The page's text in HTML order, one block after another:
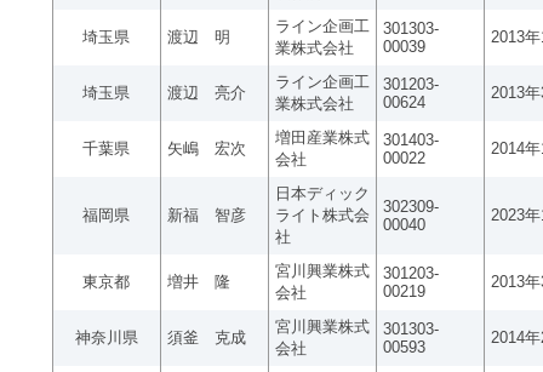
埼玉県 渡辺 明
ライン企画工
業株式会社
301303-
00039
2013
埼玉県 渡辺 亮介
ライン企画工
業株式会社
301203-
00624
2013
千葉県 矢嶋 宏次
増田産業株式
会社
301403-
00022
2014
福岡県 新福 智彦
日本ディック
ライト株式会
社
302309-
00040
2023
東京都 増井 隆
宮川興業株式
会社
301203-
00219
2013
神奈川県 須釜 克成
宮川興業株式
会社
301303-
00593
2014